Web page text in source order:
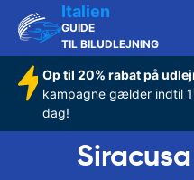
Italien
GUIDE
TIL BILUDLEJNING
Op til 20% rabat på
kampagne gælder indtil
dag!